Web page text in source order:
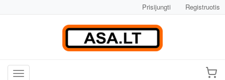
Prisijungti Registruotis
Toggle navigation